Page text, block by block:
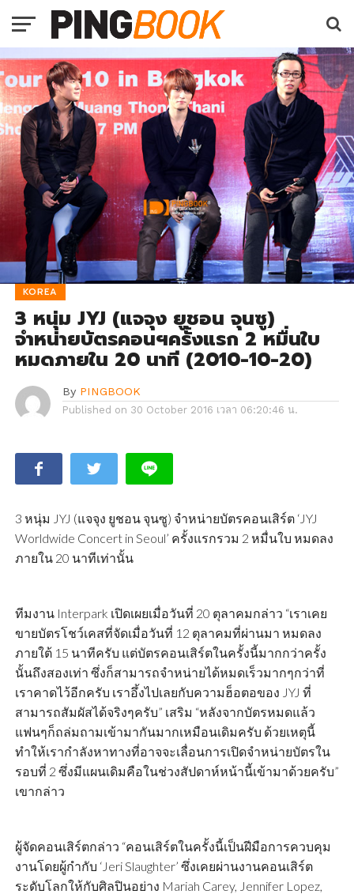
KOREA
3 หนุ่ม JYJ (แจจุง ยูชอน จุนซู)
จำหน่ายบัตรคอนฯครั้งแรก 2 หมื่นใบ
หมดภายใน 20 นาที (2010-10-20)
By PINGBOOK
Published on 30 October 2016 เวลา 06:20:46 น.
3 หนุ่ม JYJ (แจจุง ยูชอน จุนซู) จำหน่ายบัตรคอนเสิร์ต ‘JYJ
Worldwide Concert in Seoul’ ครั้งแรกรวม 2 หมื่นใบ หมดลง
ภายใน 20 นาทีเท่านั้น
ทีมงาน Interpark เปิดเผยเมื่อวันที่ 20 ตุลาคมกล่าว “เราเคย
ขายบัตรโชว์เคสที่จัดเมื่อวันที่ 12 ตุลาคมที่ผ่านมา หมดลง
ภายใต้ 15 นาทีครับ แต่บัตรคอนเสิร์ตในครั้งนี้มากกว่าครั้ง
นั้นถึงสองเท่า ซึ่งก็สามารถจำหน่ายได้หมดเร็วมากๆกว่าที่
เราคาดไว้อีกครับ เราอึ้งไปเลยกับความฮ็อตอของ JYJ ที่
สามารถสัมผัสได้จริงๆครับ” เสริม “หลังจากบัตรหมดแล้ว
แฟนๆก็ถล่มถามเข้ามากันมากเหมือนเดิมครับ ด้วยเหตุนี้
ทำให้เรากำลังหาทางที่อาจจะเลื่อนการเปิดจำหน่ายบัตรใน
รอบที่ 2 ซึ่งมีแผนเดิมคือในช่วงสัปดาห์หน้านี้เข้ามาด้วยครับ”
เขากล่าว
ผู้จัดคอนเสิร์ตกล่าว “คอนเสิร์ตในครั้งนี้เป็นฝีมือการควบคุม
งานโดยผู้กำกับ ‘Jeri Slaughter’ ซึ่งเคยผ่านงานคอนเสิร์ต
ระดับโลกให้กับศิลปินอย่าง Mariah Carey, Jennifer Lopez,